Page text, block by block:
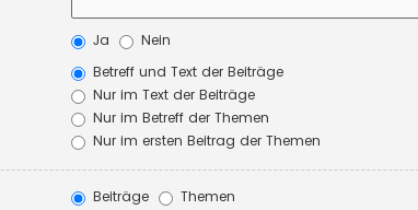
Ja
Nein
Betreff und Text der Beiträge
Nur im Text der Beiträge
Nur im Betreff der Themen
Nur im ersten Beitrag der Themen
Beiträge
Themen